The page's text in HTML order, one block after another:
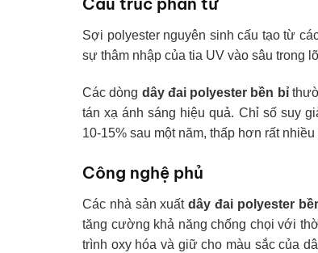
Sợi polyester nguyên sinh cấu tạo từ
sự thâm nhập của tia UV vào sâu trong
Các dòng dây đai polyester bền bỉ
tán xạ ánh sáng hiệu quả. Chỉ số suy
10-15% sau một năm, thấp hơn rất
Công nghệ phủ
Các nhà sản xuấtdây đai polyester
tăng cường khả năng chống chọi với
trình oxy hóa và giữ cho màu sắc của